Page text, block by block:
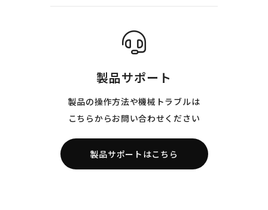
製品サポート
製品の操作方法や機械トラブルは
こちらからお問い合わせください
製品サポートはこちら